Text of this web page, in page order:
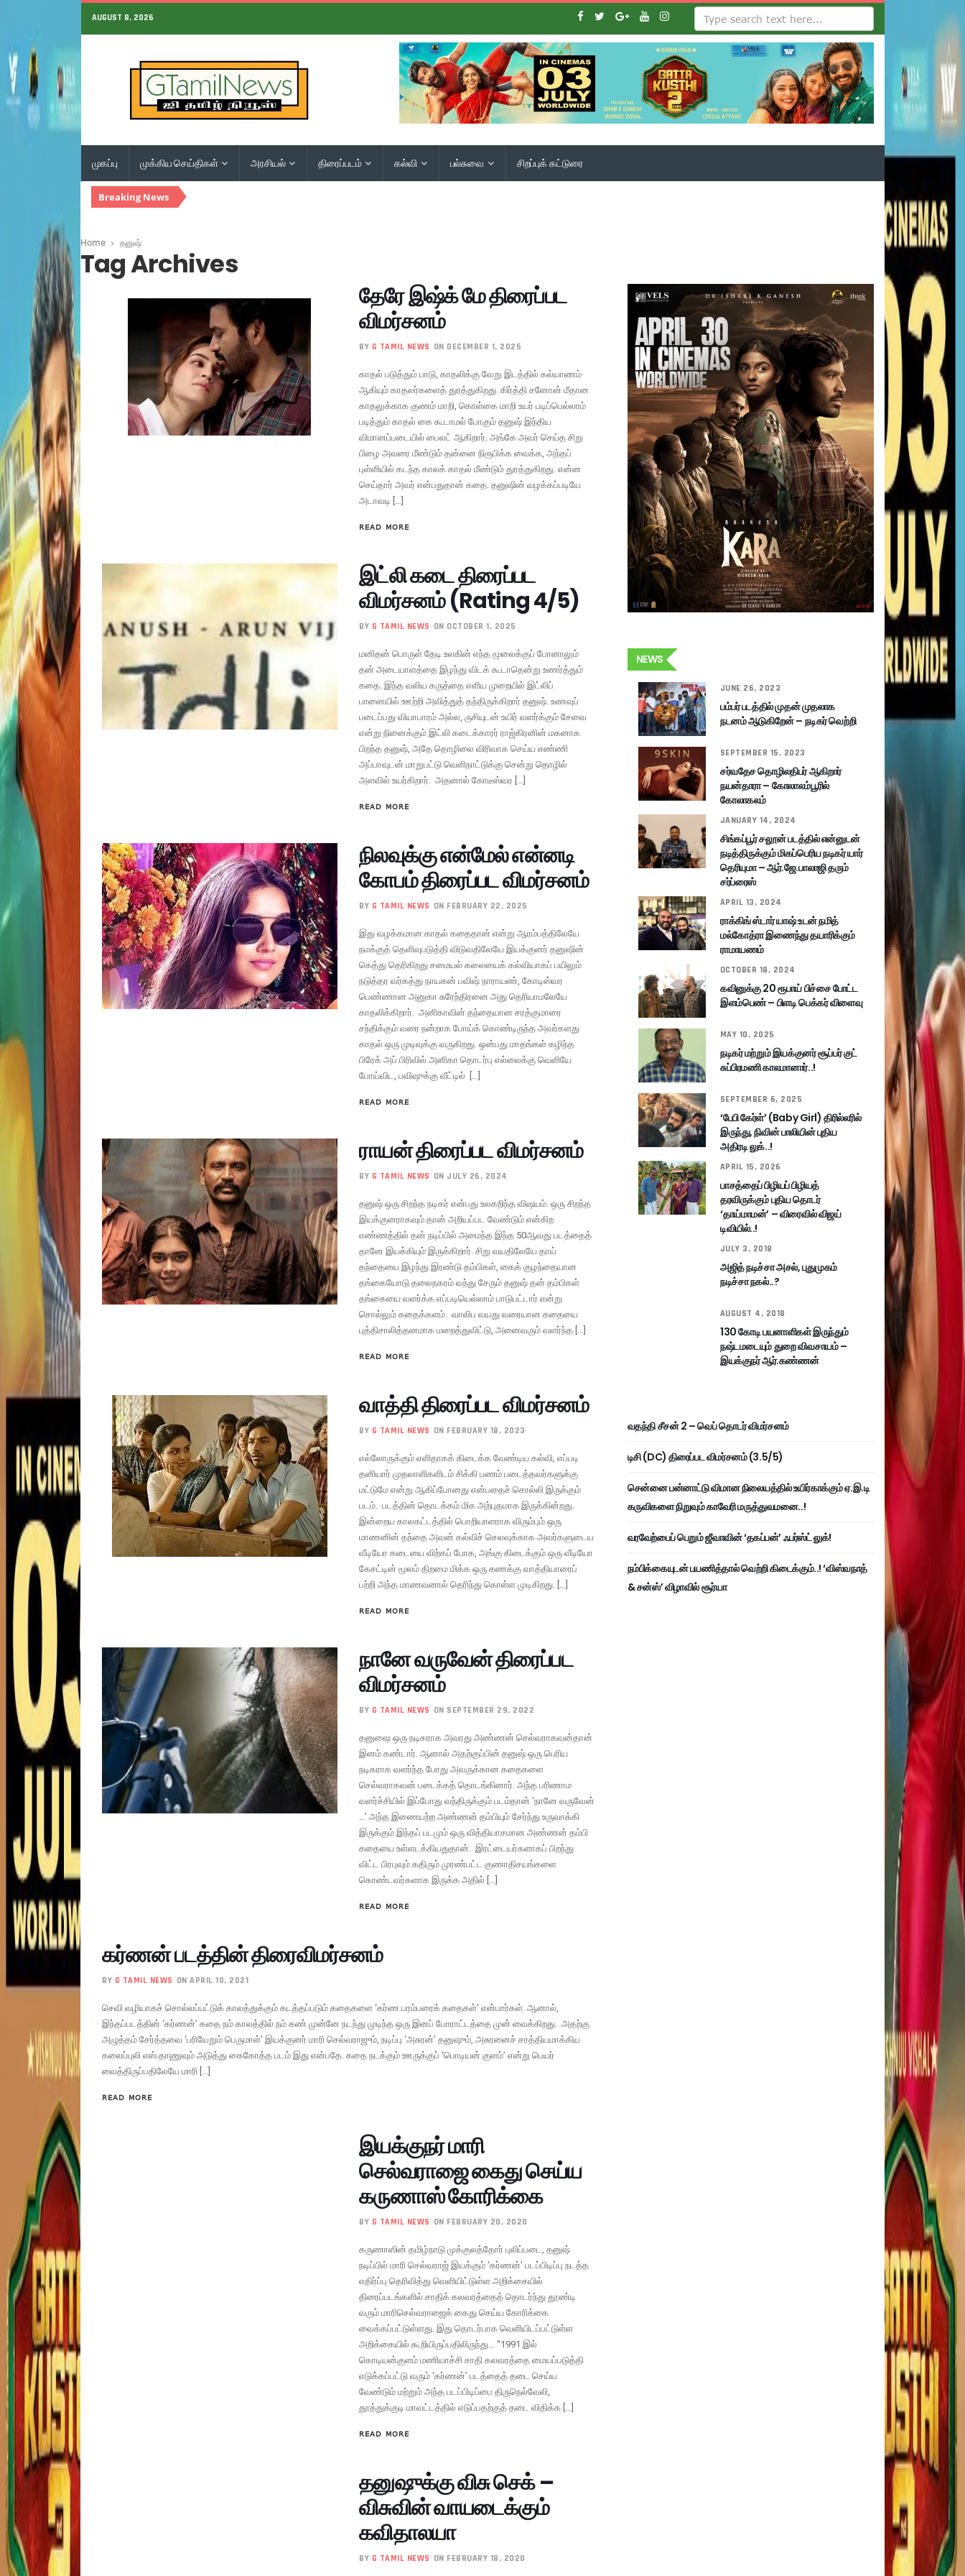
AUGUST 8, 2026
முகப்பு முக்கிய செய்திகள் அரசியல் திரைப்படம் கல்வி பல்சுவை சிறப்புக் கட்டுரை
Breaking News
Home தனுஷ்
Tag Archives
தேரே இஷ்க் மே திரைப்பட
விமர்சனம்
BY G TAMIL NEWS ON DECEMBER 1, 2025
காதல் படுத்தும் பாடு, காதலிக்கு வேறு இடத்தில் கல்யாணம்
ஆகியும் காதலர்களைத் துரத்துகிறது. கிர்த்தி சனோன் மீதான
காதலுக்காக குணம் மாறி, கொள்கை மாறி உயர் படிப்பெல்லாம்
படித்தும் காதல் கை கூடாமல் போகும் தனுஷ் இந்திய
விமானப்படையில் பைலட் ஆகிறார். அங்கே அவர் செய்த சிறு
பிழை அவரை மீண்டும் தன்னை நிரூபிக்க வைக்க, அந்தப்
புள்ளியில் கடந்த காலக் காதல் மீண்டும் துரத்துகிறது. என்ன
செய்தார் அவர் என்பதுதான் கதை. தனுஷின் வழக்கப்படியே
அடாவடி […]
READ MORE
இட்லி கடை திரைப்பட
விமர்சனம் (Rating 4/5)
BY G TAMIL NEWS ON OCTOBER 1, 2025
மனிதன் பொருள் தேடி உலகின் எந்த மூலைக்குப் போனாலும்
தன் அடையாளத்தை இழந்து விடக் கூடாதென்று உணர்த்தும்
கதை. இந்த வலிய கருத்தை எளிய முறையில் இட்லிப்
பானையில் ஊற்றி அவித்துத் தந்திருக்கிறார் தனுஷ். உணவுப்
படைப்பது வியாபாரம் அல்ல, ருசியுடன் உயிர் வளர்க்கும் சேவை
என்று நினைக்கும் இட்லி கடைக்காரர் ராஜ்கிரனின் மகனாக
பிறந்த தனுஷ், அதே தொழிலை விரிவாக செய்ய எண்ணி
அப்பாவுடன் மாறுபட்டு வெளிநாட்டுக்கு சென்று தொழில்
அளவில் உயர்கிறார். அதனால் கோடீஸ்வர […]
READ MORE
நிலவுக்கு என்மேல் என்னடி
கோபம் திரைப்பட விமர்சனம்
BY G TAMIL NEWS ON FEBRUARY 22, 2025
இது வழக்கமான காதல் கதைதான் என்று ஆரம்பத்திலேயே
நமக்குத் தெளிவுபடுத்தி விடுவதிலேயே இயக்குனர் தனுஷின்
கெத்து தெரிகிறது சமையல் கலையைக் கல்வியாகப் பயிலும்
நடுத்தர வர்கத்து நாயகன் பவிஷ் நாராயண், கோடிஸ்வர
பெண்ணான அனுகா சுரேந்திரனை அது தெரியாமலேயே
காதலிக்கிறார். அனிகாவின் தந்தையான சரத்குமாரை
சந்திக்கும் வரை நன்றாக போய்க் கொண்டிருந்த அவர்களது
காதல் ஒரு முடிவுக்கு வருகிறது. ஒன்பது மாதங்கள் கழிந்த
பிரேக் அப் பிரிவில் அனிகா தொடர்பு எல்லைக்கு வெளியே
போய்விட, பவிஷுக்கு வீட்டில் […]
READ MORE
ராயன் திரைப்பட விமர்சனம்
BY G TAMIL NEWS ON JULY 26, 2024
தனுஷ் ஒரு சிறந்த நடிகர் என்பது உலகறிந்த விஷயம். ஒரு சிறந்த
இயக்குனராகவும் தான் அறியப்பட வேண்டும் என்கிற
எண்ணத்தில் தன் நடிப்பில் அமைந்த இந்த 50ஆவது படத்தைத்
தானே இயக்கியும் இருக்கிறார். சிறு வயதிலேயே தாய்
தந்தையை இழந்து இரண்டு தம்பிகள், கைக் குழந்தையான
தங்கையோடு தலைநகரம் வந்து சேரும் தனுஷ் தன் தம்பிகள்
தங்கையை வளர்க்க எப்படியெல்லாம் பாடுபட்டார் என்று
சொல்லும் கதைக்களம். வாலிப வயது வரையான கதையை
புத்திசாலித்தனமாக மறைத்துவிட்டு, அனைவரும் வளர்ந்த […]
READ MORE
வாத்தி திரைப்பட விமர்சனம்
BY G TAMIL NEWS ON FEBRUARY 18, 2023
எல்லோருக்கும் எளிதாகக் கிடைக்க வேண்டிய கல்வி, எப்படி
தனியார் முதலாளிகளிடம் சிக்கி பணம் படைத்தவர்களுக்கு
மட்டுமே என்று ஆகிப்போனது என்பதைச் சொல்லி இருக்கும்
படம். படத்தின் தொடக்கம் மிக அற்புதமாக இருக்கின்றது.
இன்றைய காலகட்டத்தில் பொறியாளராக விரும்பும் ஒரு
மாணனின் தந்தை அவன் கல்விச் செலவுக்காக அவர்களுடைய
வீடியோ கடையை விற்கப் போக, அங்கு கிடைக்கும் ஒரு வீடியோ
கேசட்டின் மூலம் திறமை மிக்க ஒரு கணக்கு வாத்தியாரைப்
பற்றி அந்த மாணவனால் தெரிந்து கொள்ள முடிகிறது. […]
READ MORE
நானே வருவேன் திரைப்பட
விமர்சனம்
BY G TAMIL NEWS ON SEPTEMBER 29, 2022
தனுஷை ஒரு நடிகராக அவரது அண்ணன் செல்வராகவன்தான்
இனம் கண்டார். ஆனால் அதற்குப்பின் தனுஷ் ஒரு பெரிய
நடிகராக வளர்ந்த போது அவருக்கான கதைகளை
செல்வராகவன் படைக்கத் தொடங்கினார். அந்த பரிணாம
வளர்ச்சியில் இப்போது வந்திருக்கும் படம்தான் ‘நானே வருவேன்
…’ அந்த இணையற்ற அண்ணன் தம்பியும் சேர்ந்து உருவாக்கி
இருக்கும் இந்தப் படமும் ஒரு வித்தியாசமான அண்ணன் தம்பி
கதையை உள்ளடக்கியதுதான். இரட்டையர்களாகப் பிறந்து
விட்ட பிரபுவும் கதிரும் முரண்பட்ட குணாதிசயங்களை
கொண்டவர்களாக இருக்க அதில் […]
READ MORE
கர்ணன் படத்தின் திரைவிமர்சனம்
BY G TAMIL NEWS ON APRIL 10, 2021
செவி வழியாகச் சொல்லப்பட்டுக் காலத்துக்கும் கடத்தப்படும் கதைகளை ‘கர்ண பரம்பரைக் கதைகள்’ என்பார்கள். ஆனால்,
இந்தப்படத்தின் ‘கர்ணன்’ கதை நம் காலத்தில் நம் கண் முன்னே நடந்து முடிந்த ஒரு இனப் போராட்டத்தை முன் வைக்கிறது. அதற்கு
அழுத்தம் சேர்த்தவை ‘பரியேறும் பெருமாள்’ இயக்குனர் மாரி செல்வராஜும், நடிப்பு ‘அசுரன்’ தனுஷும், அசுரனைச் சாத்தியமாக்கிய
கலைப்புலி எஸ்.தாணுவும் அடுத்து கைகோத்த படம் இது என்பதே. கதை நடக்கும் ஊருக்குப் ‘பொடியன் குளம்’ என்று பெயர்
வைத்திருப்பதிலேயே மாரி […]
READ MORE
இயக்குநர் மாரி
செல்வராஜை கைது செய்ய
கருணாஸ் கோரிக்கை
BY G TAMIL NEWS ON FEBRUARY 20, 2020
கருணாஸின் தமிழ்நாடு முக்குலத்தோர் புலிப்படை, தனுஷ்
நடிப்பில் மாரி செல்வராஜ் இயக்கும் ‘கர்ணன்’ படப்பிடிப்பு நடத்த
எதிர்ப்பு தெரிவித்து வெளியிட்டுள்ள அறிக்கையில்
திரைப்படங்களில் சாதிக் கலவரத்தைத் தொடர்ந்து தூண்டி
வரும் மாரிசெல்வராஜைக் கைது செய்ய கோரிக்கை
வைக்கப்பட்டுள்ளது. இது தொடர்பாக வெளியிடப்பட்டுள்ள
அறிக்கையில் கூறியிருப்பதிலிருந்து… “1991 இல்
கொடியன்குளம் மணியாச்சி சாதி கலவரத்தை மையப்படுத்தி
எடுக்கப்பட்டு வரும் ‘கர்ணன்’ படத்தைத் தடை செய்ய
வேண்டும் மற்றும் அந்த படப்பிடிப்பை திருநெல்வேலி,
தூத்துக்குடி மாவட்டத்தில் எடுப்பதற்குத் தடை விதிக்க […]
READ MORE
தனுஷுக்கு விசு செக் –
விசுவின் வாயடைக்கும்
கவிதாலயா
BY G TAMIL NEWS ON FEBRUARY 18, 2020
NEWS
JUNE 26, 2023
பம்பர் படத்தில் முதன் முதலாக
நடனம் ஆடுகிறேன் – நடிகர் வெற்றி
SEPTEMBER 15, 2023
சர்வதேச தொழிலதிபர் ஆகிறார்
நயன்தாரா – கோலாலம்பூரில்
கோலாகலம்
JANUARY 14, 2024
சிங்கப்பூர் சலூன் படத்தில் என்னுடன்
நடித்திருக்கும் மிகப்பெரிய நடிகர் யார்
தெரியுமா – ஆர்.ஜே.பாலாஜி தரும்
சர்ப்ரைஸ்
APRIL 13, 2024
ராக்கிங் ஸ்டார் யாஷ் உடன் நமித்
மல்கோத்ரா இணைந்து தயாரிக்கும்
ராமாயணம்
OCTOBER 18, 2024
கவினுக்கு 20 ரூபாய் பிச்சை போட்ட
இளம்பெண் – பிளடி பெக்கர் விளைவு
MAY 10, 2025
நடிகர் மற்றும் இயக்குனர் சூப்பர் குட்
சுப்பிரமணி காலமானார்..!
SEPTEMBER 6, 2025
‘பேபி கேர்ள்’ (Baby Girl) திரில்லரில்
இருந்து, நிவின் பாலியின் புதிய
அதிரடி லுக்..!
APRIL 15, 2026
பாசத்தைப் பிழியப் பிழியத்
தரவிருக்கும் புதிய தொடர்
‘தாய்மாமன்’ – விரைவில் விஜய்
டிவியில்..!
JULY 3, 2018
அஜித் நடிச்சா அசல், புதுமுகம்
நடிச்சா நகல்..?
AUGUST 4, 2018
130 கோடி பயனாளிகள் இருந்தும்
நஷ்டமடையும் துறை விவசாயம் –
இயக்குநர் ஆர்.கண்ணன்
வதந்தி சீசன் 2 – வெப் தொடர் விமர்சனம்
டிசி (DC) திரைப்பட விமர்சனம் (3.5/5)
சென்னை பன்னாட்டு விமான நிலையத்தில் உயிர்காக்கும் ஏ.இ.டி
கருவிகளை நிறுவும் காவேரி மருத்துவமனை..!
வரவேற்பைப் பெறும் ஜீவாவின் ‘தகப்பன்’ ஃபர்ஸ்ட் லுக்!
நம்பிக்கையுடன் பயணித்தால் வெற்றி கிடைக்கும்..! ‘விஸ்வநாத்
& சன்ஸ்’ விழாவில் சூர்யா